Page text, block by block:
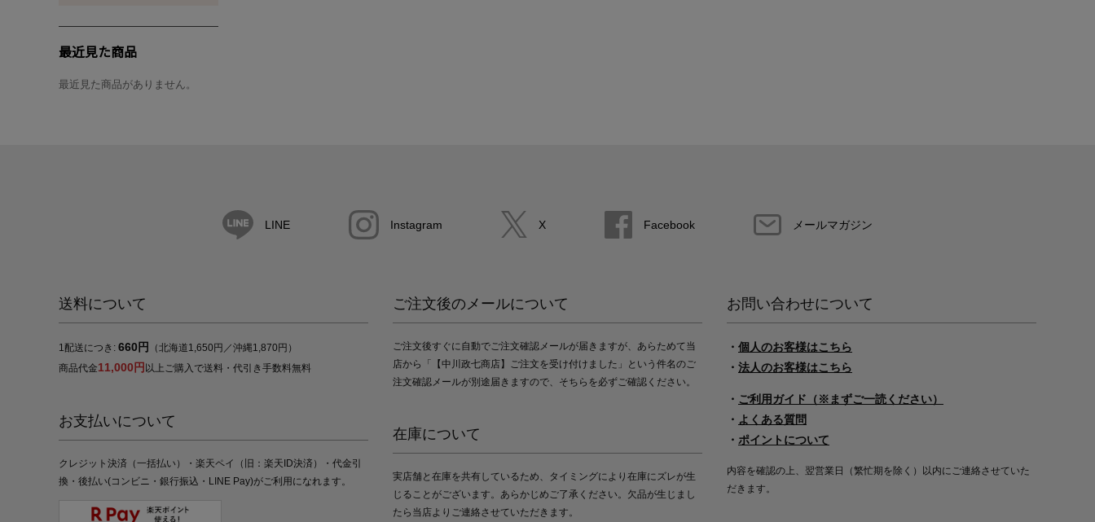
最近見た商品
最近見た商品がありません。
LINE Instagram X Facebook メールマガジン
送料について
1配送につき: 660円
（北海道1,650円／沖縄1,870円）
商品代金11,000円 以上ご購入で送料・代引き手数料無料
お支払いについて
クレジット決済（一括払い）・楽天ペイ（旧：楽天ID決済）・代金引
換・後払い(コンビニ・銀行振込・LINE Pay)がご利用になれます。
ご注文後のメールについて
ご注文後すぐに自動でご注文確認メールが届きますが、あらためて当
店から「【中川政七商店】ご注文を受け付けました」という件名のご
注文確認メールが別途届きますので、そちらを必ずご確認ください。
在庫について
実店舗と在庫を共有しているため、タイミングにより在庫にズレが生
じることがございます。あらかじめご了承ください。欠品が生じまし
たら当店よりご連絡させていただきます。
お問い合わせについて
・ 個人のお客様はこちら
・ 法人のお客様はこちら
・ ご利用ガイド（※まずご一読ください）
・ よくある質問
・ ポイントについて
内容を確認の上、翌営業日（繁忙期を除く）以内にご連絡させていた
だきます。